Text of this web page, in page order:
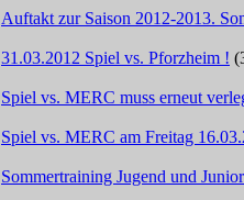
Auftakt zur Saison 2012-2013.
31.03.2012 Spiel vs. Pforzheim !
Spiel vs. MERC muss erneut
Spiel vs. MERC am Freitag
Sommertraining Jugend und